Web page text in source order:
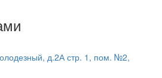
д.2А стр. 1, пом. №2,